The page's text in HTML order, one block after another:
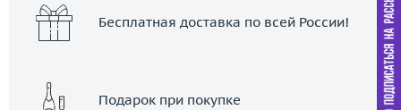
Бесплатная доставка по всей России!
Подарок при покупке